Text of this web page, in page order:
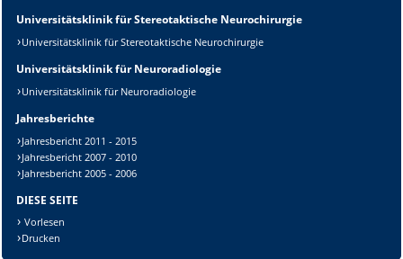
Lösung:
Universitätsklinik für Stereotaktische Neurochirurgie
Universitätsklinik für Stereotaktische Neurochirurgie
Universitätsklinik für Neuroradiologie
Universitätsklinik für Neuroradiologie
Jahresberichte
Jahresbericht 2011 - 2015
Jahresbericht 2007 - 2010
Jahresbericht 2005 - 2006
DIESE SEITE
Vorlesen
Drucken